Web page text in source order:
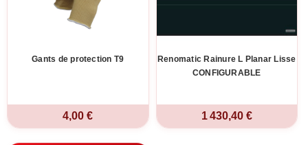
Gants de protection T9
4,00 €
Renomatic Rainure L Planar Lisse
CONFIGURABLE
1 430,40 €